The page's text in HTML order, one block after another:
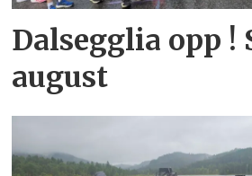
Dalsegglia opp !
august